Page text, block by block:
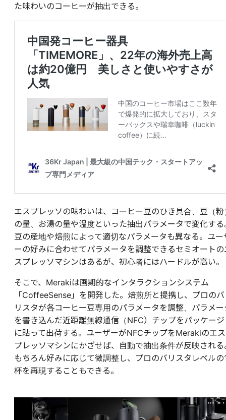
た味わいのコーヒーが抽出できる。
エスプレッソの味わいは、コーヒー豆のひき具合、豆（粉
の量、お湯の量や温度といった抽出パラメータで変化する
豆の産地や焙煎によって適切なパラメータも異なる。ユー
ーの好みに合わせてパラメータを調整できるセミオートの
スプレッソマシンはあるが、初心者にはハードルが高い。
そこで、Merakiは画期的なインタラクションシステム
「CoffeeSense」を開発した。焙煎所と提携し、プロのバ
リスタが各コーヒー豆専用のパラメータを調整、パラメー
を書き込んだ近距離無線通信（NFC）チップをパッケージ
に貼って出荷する。ユーザーがNFCチップをMerakiのエス
プレッソマシンにかざせば、自動で抽出条件が反映される
もちろん好みに応じて微調整し、プロのバリスタレベルの
杯を再現することもできる。